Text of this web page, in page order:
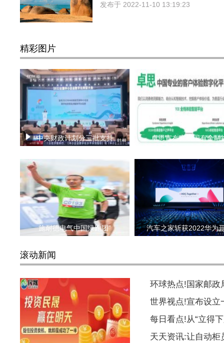
发布于 2022-11-10 13:19:23
精彩图片
中央财政计划分三批支持 卓思宣布完成国有金融
施耐德电气中国绿跑团” 汽车之家斩获2022华为
滚动新闻
环球热点!国家邮政
世界视点!宣布设立
每日看点!从“立得
天天资讯:让自动柜